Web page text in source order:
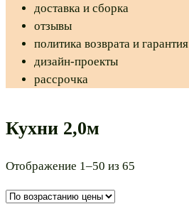
доставка и сборка
отзывы
политика возврата и гарантия
дизайн-проекты
рассрочка
Кухни 2,0м
Отображение 1–50 из 65